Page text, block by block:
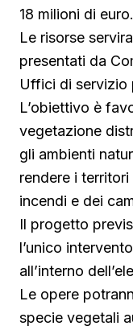
18 milioni di euro.
Le risorse
presentati da
Uffici di servizio
L’obiettivo è
vegetazione
gli ambienti
rendere i
incendi e dei
Il progetto
l’unico
all’interno
Le opere
specie vegetali